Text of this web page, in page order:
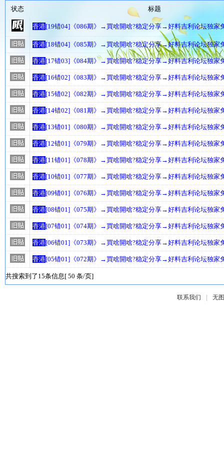
状态 标题
香港[19错04]《086期》→買啥開啥?稳定分享→好料吉利论坛独家
香港[18错04]《085期》→買啥開啥?稳定分享→好料吉利论坛独家
香港[17错03]《084期》→買啥開啥?稳定分享→好料吉利论坛独家
香港[16错02]《083期》→買啥開啥?稳定分享→好料吉利论坛独家
香港[15错02]《082期》→買啥開啥?稳定分享→好料吉利论坛独家
香港[14错02]《081期》→買啥開啥?稳定分享→好料吉利论坛独家
香港[13错01]《080期》→買啥開啥?稳定分享→好料吉利论坛独家
香港[12错01]《079期》→買啥開啥?稳定分享→好料吉利论坛独家
香港[11错01]《078期》→買啥開啥?稳定分享→好料吉利论坛独家
香港[10错01]《077期》→買啥開啥?稳定分享→好料吉利论坛独家
香港[09错01]《076期》→買啥開啥?稳定分享→好料吉利论坛独家
香港[08错01]《075期》→買啥開啥?稳定分享→好料吉利论坛独家
香港[07错01]《074期》→買啥開啥?稳定分享→好料吉利论坛独家
香港[06错01]《073期》→買啥開啥?稳定分享→好料吉利论坛独家
香港[05错01]《072期》→買啥開啥?稳定分享→好料吉利论坛独家
共搜索到了15条信息[ 50 条/页]
联系我们 | 无